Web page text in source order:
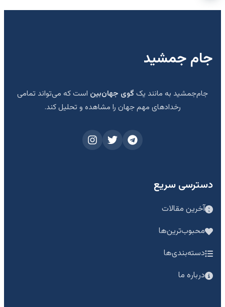
جام جمشید
جام‌جمشید به مانند یک گوی جهان‌بین است که می‌تواند تمامی
رخدادهای مهم جهان را مشاهده و تحلیل کند.
دسترسی سریع
آخرین مقالات
محبوب‌ترین‌ها
دسته‌بندی‌ها
درباره ما